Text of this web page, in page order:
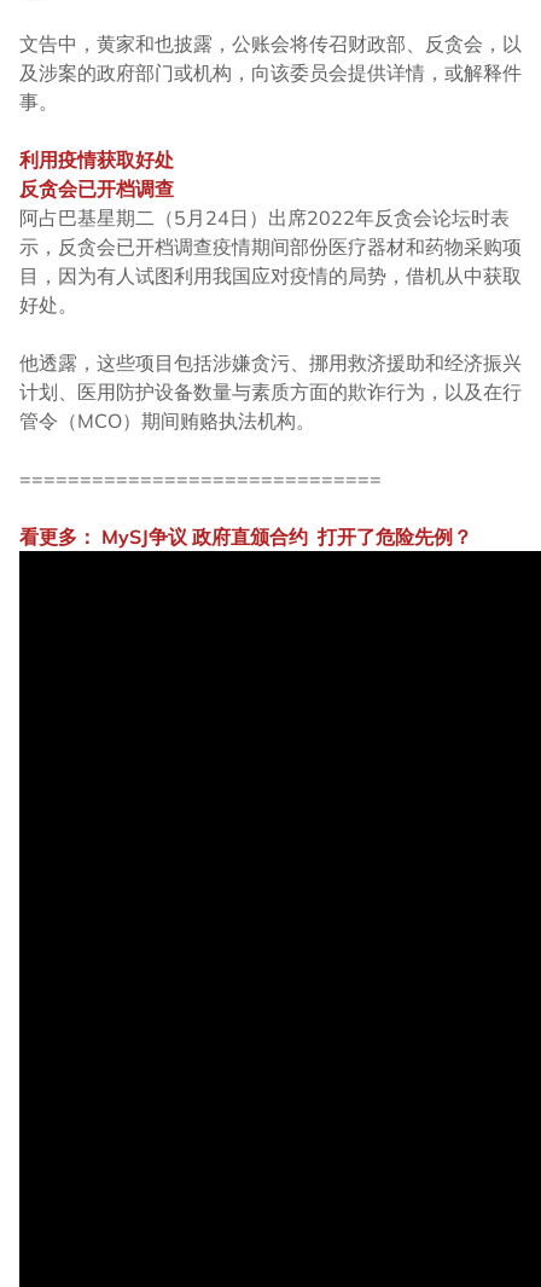
文告中，黄家和也披露，公账会将传召财政部、反贪会，以
及涉案的政府部门或机构，向该委员会提供详情，或解释件
事。
利用疫情获取好处
反贪会已开档调查
阿占巴基星期二（5月24日）出席2022年反贪会论坛时表
示，反贪会已开档调查疫情期间部份医疗器材和药物采购项
目，因为有人试图利用我国应对疫情的局势，借机从中获取
好处。
他透露，这些项目包括涉嫌贪污、挪用救济援助和经济振兴
计划、医用防护设备数量与素质方面的欺诈行为，以及在行
管令（MCO）期间贿赂执法机构。
==============================
看更多： MySJ争议 政府直颁合约 打开了危险先例？